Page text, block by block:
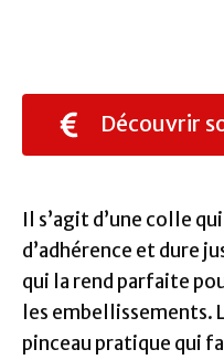
Découvrir
Il s’agit d’une colle
d’adhérence et dure
qui la rend parfaite
les embellissements.
pinceau pratique qui